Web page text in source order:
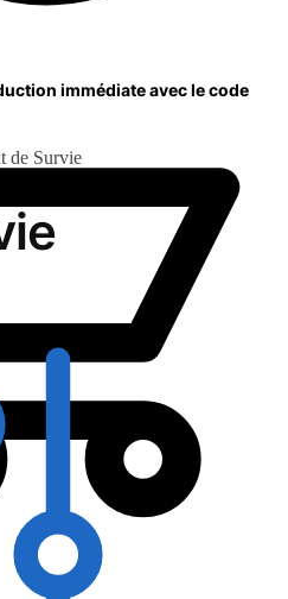
immédiate avec le code
de Survie